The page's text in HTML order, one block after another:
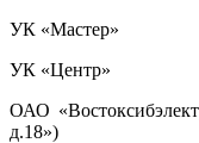
УК «Мастер»
УК «Центр»
ОАО
д.18»)